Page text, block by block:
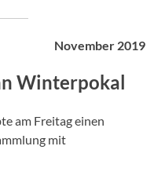
November 2019
Winterpokal
am Freitag einen
mit